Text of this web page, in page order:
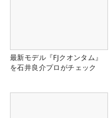
最新モデル『FJクオンタム』
を石井良介プロがチェック